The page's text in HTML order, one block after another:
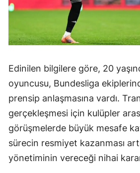
Edinilen bilgilere göre, 20
oyuncusu, Bundesliga
prensip anlaşmasına vardı.
gerçekleşmesi için kulüpler
görüşmelerde büyük mesafe
sürecin resmiyet kazanması
yönetiminin vereceği nihai